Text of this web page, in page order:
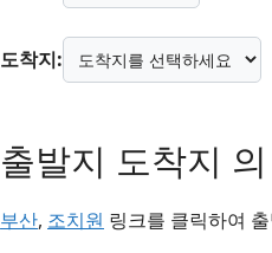
도착지:
출발지 도착지
부산, 조치원 링크를 클릭하여